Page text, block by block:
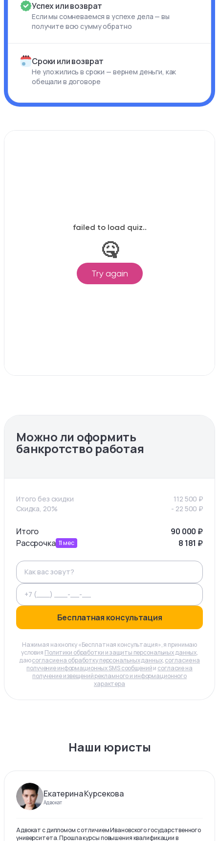
Успех или возврат
Если мы сомневаемся в успехе дела — вы
получите всю сумму обратно
Сроки или возврат
Не уложились в сроки — вернем деньги, как
обещали в договоре
Можно ли оформить
банкротство работая
Итого без скидки 112 500 ₽
Скидка, 20%
- 22 500 ₽
Итого 90 000 ₽
Рассрочка 11мес 8 181 ₽
Бесплатная консультация
Нажимая на кнопку «Бесплатная консультация», я принимаю
условия Политики обработки и защиты персональных данных,
даюсогласие на обработку персональных данных,согласие на
получение информационных SMS сообщенийи согласие на
получение извещений рекламного и информационного
характера
Наши юристы
Екатерина Курсекова
Адвокат
Адвокат с дипломом с отличием Ивановского государственного
университета. Прошла курсы повышения квалификации в